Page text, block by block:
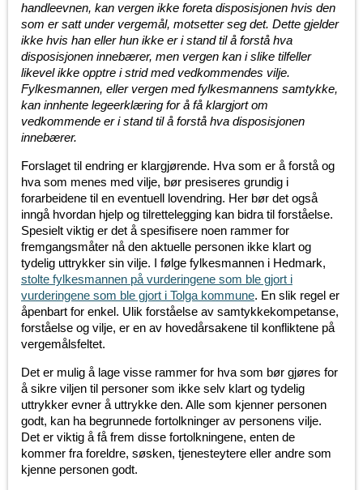
handleevnen, kan vergen ikke foreta disposisjonen hvis den
som er satt under vergemål, motsetter seg det. Dette gjelder
ikke hvis han eller hun ikke er i stand til å forstå hva
disposisjonen innebærer, men vergen kan i slike tilfeller
likevel ikke opptre i strid med vedkommendes vilje.
Fylkesmannen, eller vergen med fylkesmannens samtykke,
kan innhente legeerklæring for å få klargjort om
vedkommende er i stand til å forstå hva disposisjonen
innebærer.
Forslaget til endring er klargjørende. Hva som er å forstå og
hva som menes med vilje, bør presiseres grundig i
forarbeidene til en eventuell lovendring. Her bør det også
inngå hvordan hjelp og tilrettelegging kan bidra til forståelse.
Spesielt viktig er det å spesifisere noen rammer for
fremgangsmåter nå den aktuelle personen ikke klart og
tydelig uttrykker sin vilje. I følge fylkesmannen i Hedmark,
stolte fylkesmannen på vurderingene som ble gjort i
vurderingene som ble gjort i Tolga kommune. En slik regel er
åpenbart for enkel. Ulik forståelse av samtykkekompetanse,
forståelse og vilje, er en av hovedårsakene til konfliktene på
vergemålsfeltet.
Det er mulig å lage visse rammer for hva som bør gjøres for
å sikre viljen til personer som ikke selv klart og tydelig
uttrykker evner å uttrykke den. Alle som kjenner personen
godt, kan ha begrunnede fortolkninger av personens vilje.
Det er viktig å få frem disse fortolkningene, enten de
kommer fra foreldre, søsken, tjenesteytere eller andre som
kjenne personen godt.